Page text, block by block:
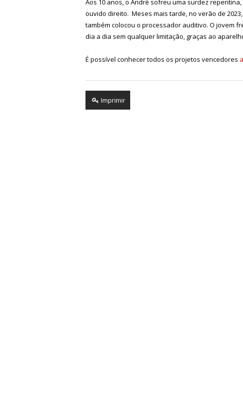
ouvido direito. Meses mais tarde, no verão de
também colocou o processador auditivo. O jovem
dia a dia sem qualquer limitação, graças ao
É possível conhecer todos os projetos vencedores
Imprimir